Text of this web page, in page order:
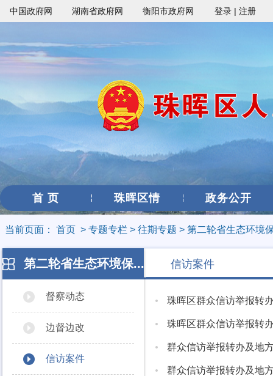
中国政府网 湖南省政府网 衡阳市政府网 登录 | 注册
首 页 珠晖区情 政务公开
当前页面： 首页 > 专题专栏 > 往期专题 > 第二轮省生态环境
第二轮省生态环境保...
督察动态
边督边改
信访案件
信访案件
珠晖区群众信访举报转
珠晖区群众信访举报转
群众信访举报转办及地
群众信访举报转办及地